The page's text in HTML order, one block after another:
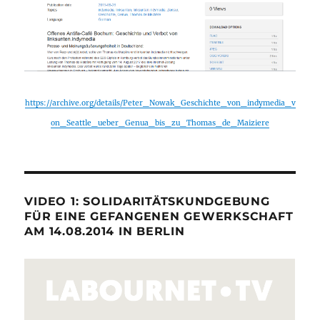
https://archive.org/details/Peter_Nowak_Geschichte_von_indymedia_v
on_Seattle_ueber_Genua_bis_zu_Thomas_de_Maiziere
VIDEO 1: SOLIDARITÄTSKUNDGEBUNG
FÜR EINE GEFANGENEN GEWERKSCHAFT
AM 14.08.2014 IN BERLIN